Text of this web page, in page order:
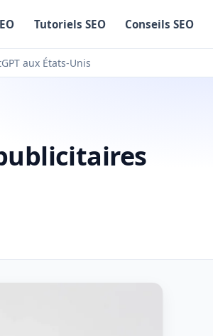
Tutoriels SEO Conseils SEO
aux États-Unis